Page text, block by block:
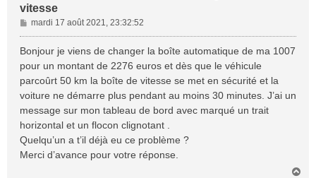
vitesse
M
e
s
g
e
mardi 17 août 2021, 23:32:52
Bonjour je viens de changer la boîte automatique de ma 1007
pour un montant de 2276 euros et dès que le véhicule
parcoûrt 50 km la boîte de vitesse se met en sécurité et la
voiture ne démarre plus pendant au moins 30 minutes. J’ai un
message sur mon tableau de bord avec marqué un trait
horizontal et un flocon clignotant .
Quelqu’un a t’il déjà eu ce problème ?
Merci d’avance pour votre réponse.